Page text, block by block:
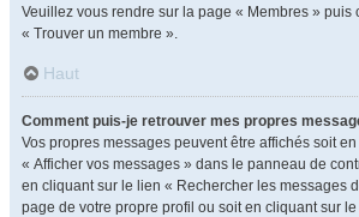
Veuillez vous rendre sur la page « Membres » puis
« Trouver un membre ».
Haut
Comment puis-je retrouver mes propres
Vos propres messages peuvent être affichés soit
« Afficher vos messages » dans le panneau de
en cliquant sur le lien « Rechercher les messages
page de votre propre profil ou soit en cliquant sur